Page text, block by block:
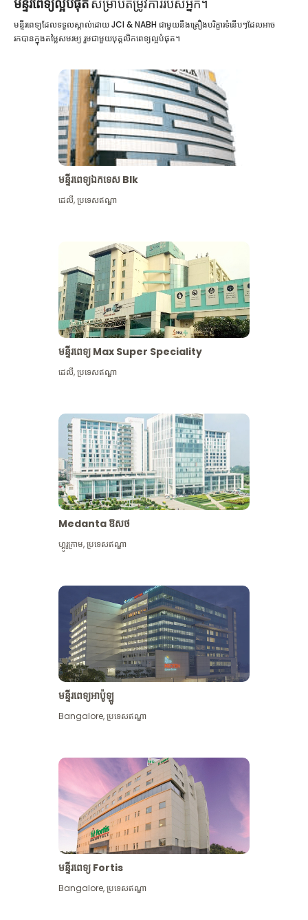
មន្ទីរពេទ្យល្អបំផុតសម្រាប់តម្រូវការរបស់អ្នក។
មើល​ច្រើន​ទៀត
មន្ទីរពេទ្យដែលទទួលស្គាល់ដោយ JCI & NABH ជាមួយនឹងគ្រឿងបរិក្ខារទំនើបៗដែលអាច
រកបានក្នុងតម្លៃសមរម្យ រួមជាមួយបុគ្គលិកពេទ្យល្អបំផុត។
មន្ទីរពេទ្យឯកទេស Blk
ដេលី,ប្រទេសឥណ្ឌា
មន្ទីរពេទ្យ Max Super Speciality
ដេលី,ប្រទេសឥណ្ឌា
Medanta ឱសថ
ហ្គូរូក្រាម,ប្រទេសឥណ្ឌា
មន្ទីរពេទ្យអាប៉ូឡូ
Bangalore,ប្រទេសឥណ្ឌា
មន្ទីរពេទ្យ Fortis
Bangalore,ប្រទេសឥណ្ឌា